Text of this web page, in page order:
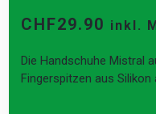
CHF29.90 inkl.
Die Handschuhe Mistral
Fingerspitzen aus Silikon